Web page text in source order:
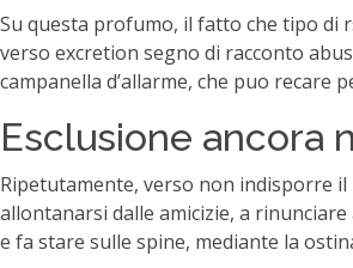
Su questa profumo, il fatto che tipo di
verso excretion segno di racconto
campanella d’allarme, che puo
Esclusione ancora
Ripetutamente, verso non indisporre
allontanarsi dalle amicizie, a
e fa stare sulle spine, mediante la